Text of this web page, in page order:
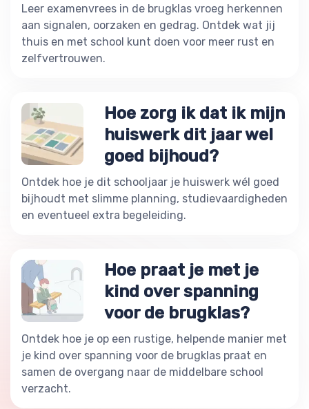
Leer examenvrees in de brugklas vroeg herkennen
aan signalen, oorzaken en gedrag. Ontdek wat jij
thuis en met school kunt doen voor meer rust en
zelfvertrouwen.
Hoe zorg ik dat ik mijn
huiswerk dit jaar wel
goed bijhoud?
Ontdek hoe je dit schooljaar je huiswerk wél goed
bijhoudt met slimme planning, studievaardigheden
en eventueel extra begeleiding.
Hoe praat je met je
kind over spanning
voor de brugklas?
Ontdek hoe je op een rustige, helpende manier met
je kind over spanning voor de brugklas praat en
samen de overgang naar de middelbare school
verzacht.